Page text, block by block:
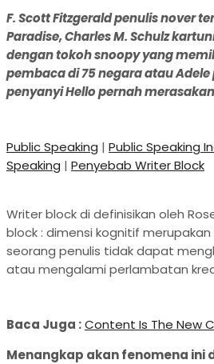
F. Scott Fitzgerald penulis nover
Paradise, Charles M. Schulz
dengan tokoh snoopy yang
pembaca di 75 negara atau
penyanyi Hello pernah
Public Speaking | Public Speaking
Speaking | Penyebab Writer Block
Writer block di definisikan oleh
block : dimensi kognitif
seorang penulis tidak dapat
atau mengalami perlambatan
Baca Juga :Content Is The New
Menangkap akan fenomena ini